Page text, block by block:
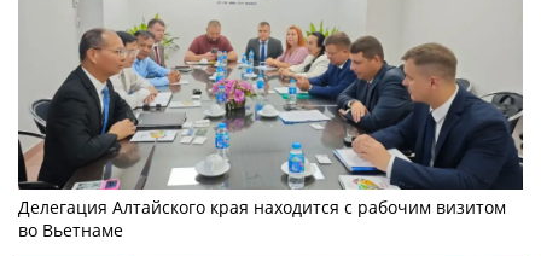
Делегация Алтайского края находится с рабочим визитом
во Вьетнаме